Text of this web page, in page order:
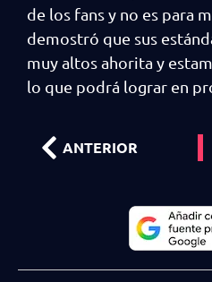
de los fans y no es para
demostró que sus
muy altos ahorita y
lo que podrá lograr en
ANTERIOR